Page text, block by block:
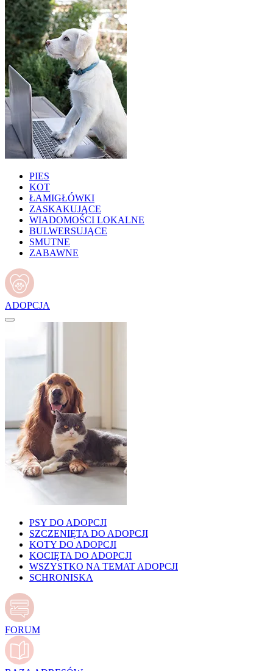
PIES
KOT
ŁAMIGŁÓWKI
ZASKAKUJĄCE
WIADOMOŚCI LOKALNE
BULWERSUJĄCE
SMUTNE
ZABAWNE
ADOPCJA
PSY DO ADOPCJI
SZCZENIĘTA DO ADOPCJI
KOTY DO ADOPCJI
KOCIĘTA DO ADOPCJI
WSZYSTKO NA TEMAT ADOPCJI
SCHRONISKA
FORUM